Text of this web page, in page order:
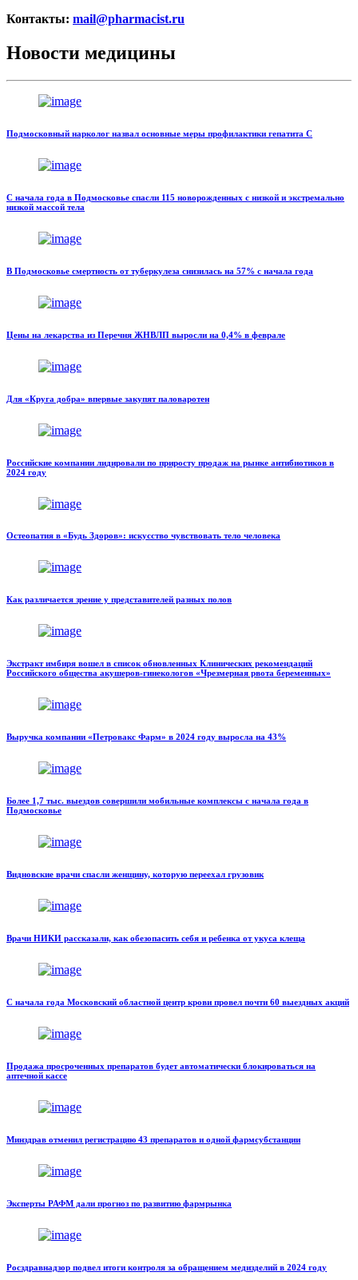
Контакты: mail@pharmacist.ru
Новости медицины
Подмосковный нарколог назвал основные меры профилактики гепатита С
С начала года в Подмосковье спасли 115 новорожденных с низкой и экстремально
низкой массой тела
В Подмосковье смертность от туберкулеза снизилась на 57% с начала года
Цены на лекарства из Перечня ЖНВЛП выросли на 0,4% в феврале
Для «Круга добра» впервые закупят паловаротен
Российские компании лидировали по приросту продаж на рынке антибиотиков в
2024 году
Остеопатия в «Будь Здоров»: искусство чувствовать тело человека
Как различается зрение у представителей разных полов
Экстракт имбиря вошел в список обновленных Клинических рекомендаций
Российского общества акушеров-гинекологов «Чрезмерная рвота беременных»
Выручка компании «Петровакс Фарм» в 2024 году выросла на 43%
Более 1,7 тыс. выездов совершили мобильные комплексы с начала года в
Подмосковье
Видновские врачи спасли женщину, которую переехал грузовик
Врачи НИКИ рассказали, как обезопасить себя и ребенка от укуса клеща
С начала года Московский областной центр крови провел почти 60 выездных акций
Продажа просроченных препаратов будет автоматически блокироваться на
аптечной кассе
Минздрав отменил регистрацию 43 препаратов и одной фармсубстанции
Эксперты РАФМ дали прогноз по развитию фармрынка
Росздравнадзор подвел итоги контроля за обращением медизделий в 2024 году